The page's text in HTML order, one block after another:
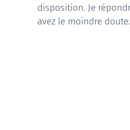
disposition. Je
avez le moindre doute.